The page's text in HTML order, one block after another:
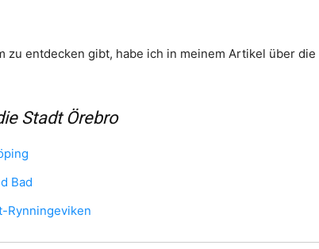
zu entdecken gibt, habe ich in meinem Artikel über die
Stadt Örebro
Bad
Rynningeviken